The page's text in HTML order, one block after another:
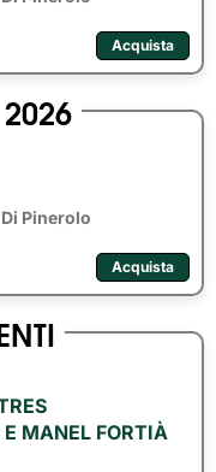
Acquista
2026
Pinerolo
Acquista
MANEL FORTIÀ